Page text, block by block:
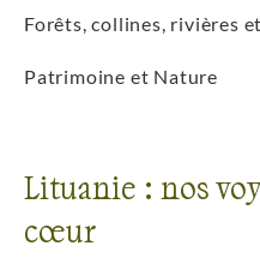
Forêts, collines, rivières
Patrimoine et Nature
Lituanie : nos
cœur